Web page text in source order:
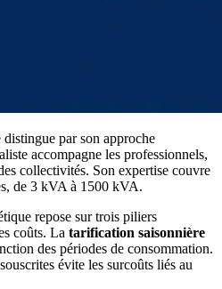
par son approche
accompagne les professionnels,
collectivités. Son expertise couvre
de 3 kVA à 1500 kVA.
repose sur trois piliers
coûts. La tarification saisonnière
des périodes de consommation.
évite les surcoûts liés au